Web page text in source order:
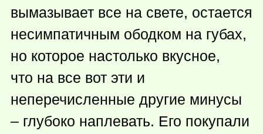
вымазывает все на свете, остается
несимпатичным ободком на губах,
но которое настолько вкусное,
что на все вот эти и
неперечисленные другие минусы
– глубоко наплевать. Его покупали